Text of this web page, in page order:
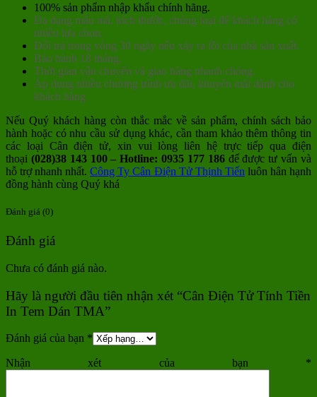
100% sản phẩm nhập khẩu chính hãng.
Đa dạng mẫu mã, kích thước, chủng loại để khách hàng có
nhiều lựa chọn.
Đổi trả trong vòng 30 ngày nếu xảy ra lỗi của nhà sản xuất.
Bảo hành 18 tháng.
Thời gian vận chuyển và giao hàng nhanh chóng.
Áp dụng nhiều chương trình ưu đãi, khuyến mãi dành cho
khách hàng
Nếu Quý khách hàng còn thắc mắc về sản phẩm, chính sách bảo
hành hoặc có nhu cầu sử dụng khác, cần tham khảo thêm thông tin
các loại Cân điện tử, xin vui lòng liên hệ trực tiếp qua điện
thoại (028)38 143 100 – Hotline: 0935 177 186để được tư vấn và
hỗ trợ nhanh nhất.Công Ty Cân Điện Tử Thịnh Tiến luôn hân hạnh
đồng hành cùng Quý khá
Đánh giá (0)
Đánh giá
Chưa có đánh giá nào.
Hãy là người đầu tiên nhận xét “Cân Điện Tử Tính Tiền
In Tem Dán TMA”
Đánh giá của bạn *
Nhận xét của bạn *